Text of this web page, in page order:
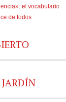
el vocabulario
de todos